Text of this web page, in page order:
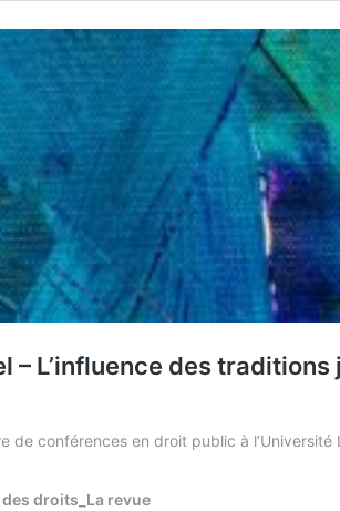
– L’influence des
de conférences en droit public à l’Université
droits_La revue